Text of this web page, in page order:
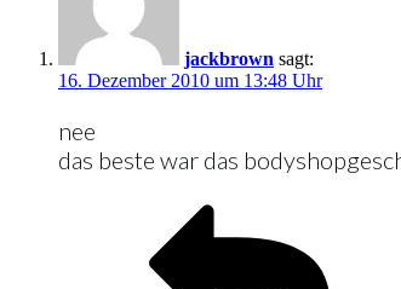
jackbrown sagt:
16. Dezember 2010 um 13:48 Uhr
nee
das beste war das